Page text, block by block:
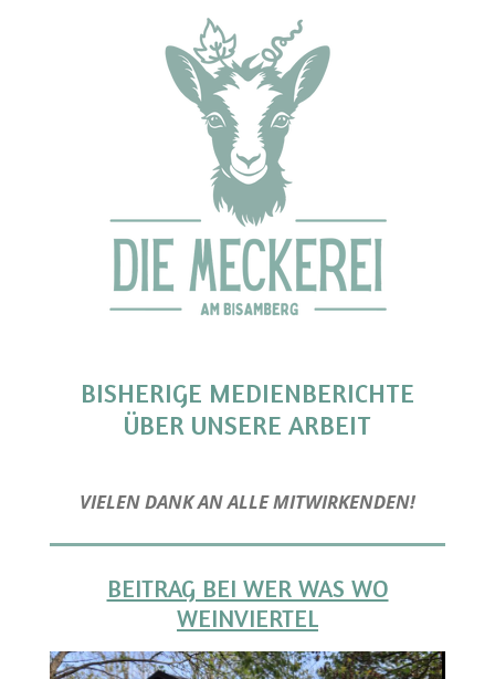
BISHERIGE MEDIENBERICHTE
ÜBER UNSERE ARBEIT
VIELEN DANK AN ALLE MITWIRKENDEN!
BEITRAG BEI WER WAS WO
WEINVIERTEL